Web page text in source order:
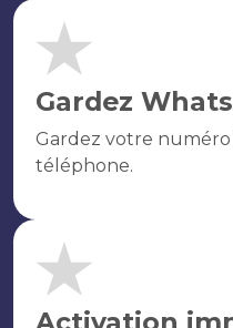
Gardez
Gardez votre
téléphone.